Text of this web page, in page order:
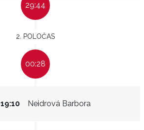
29:44
2. POLOČAS
00:28
Neidrová Barbora
19:10